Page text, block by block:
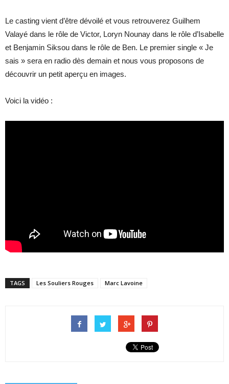
Le casting vient d’être dévoilé et vous retrouverez Guilhem
Valayé dans le rôle de Victor, Loryn Nounay dans le rôle d’Isabelle
et Benjamin Siksou dans le rôle de Ben. Le premier single « Je
sais » sera en radio dès demain et nous vous proposons de
découvrir un petit aperçu en images.
Voici la vidéo :
TAGS Les Souliers Rouges Marc Lavoine